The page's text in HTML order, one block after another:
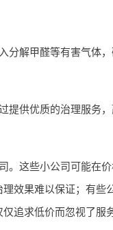
解甲醛等有害气体
供优质的治理服务，
。这些小公司可能在
效果难以保证；有
追求低价而忽视了服